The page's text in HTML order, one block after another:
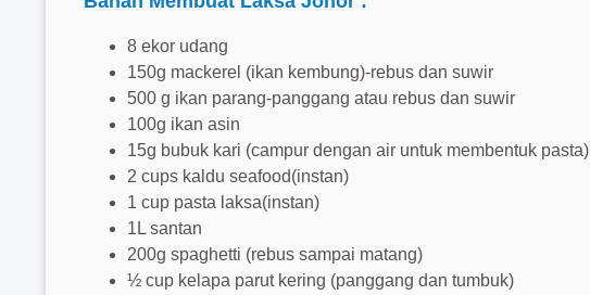
8 ekor udang
150g mackerel (ikan kembung)-rebus dan suwir
500 g ikan parang-panggang atau rebus dan suwir
100g ikan asin
15g bubuk kari (campur dengan air untuk membentuk pasta)
2 cups kaldu seafood(instan)
1 cup pasta laksa(instan)
1L santan
200g spaghetti (rebus sampai matang)
½ cup kelapa parut kering (panggang dan tumbuk)